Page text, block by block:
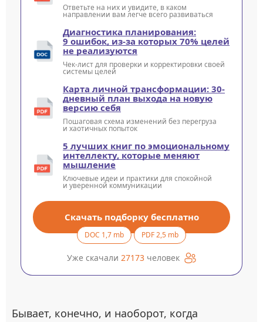
Ответьте на них и увидите, в каком
направлении вам легче всего развиваться
Диагностика планирования:
9 ошибок, из-за которых 70% целей
не реализуются
Чек-лист для проверки и корректировки своей
системы целей
Карта личной трансформации: 30-
дневный план выхода на новую
версию себя
Пошаговая схема изменений без перегруза
и хаотичных попыток
5 лучших книг по эмоциональному
интеллекту, которые меняют
мышление
Ключевые идеи и практики для спокойной
и уверенной коммуникации
Скачать подборку бесплатно
DOC 1,7 mb PDF 2,5 mb
Уже скачали 27173 человек
Бывает, конечно, и наоборот, когда